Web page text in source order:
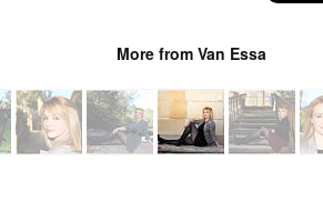
More from Van Essa